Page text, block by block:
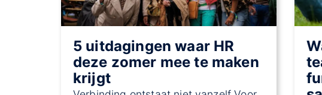
5 uitdagingen waar HR
deze zomer mee te maken
krijgt